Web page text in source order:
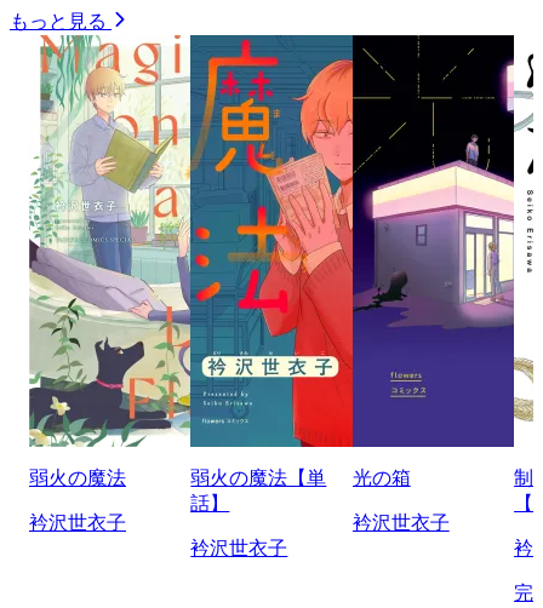
もっと見る
弱火の魔法
衿沢世衣子
弱火の魔法【単
話】
衿沢世衣子
光の箱
衿沢世衣子
制
衿
完